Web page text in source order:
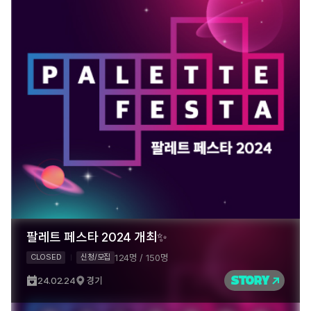
팔레트 페스타 2024 개최✨
CLOSED 신청/모집 124명 / 150명
24.02.24 경기 STORY